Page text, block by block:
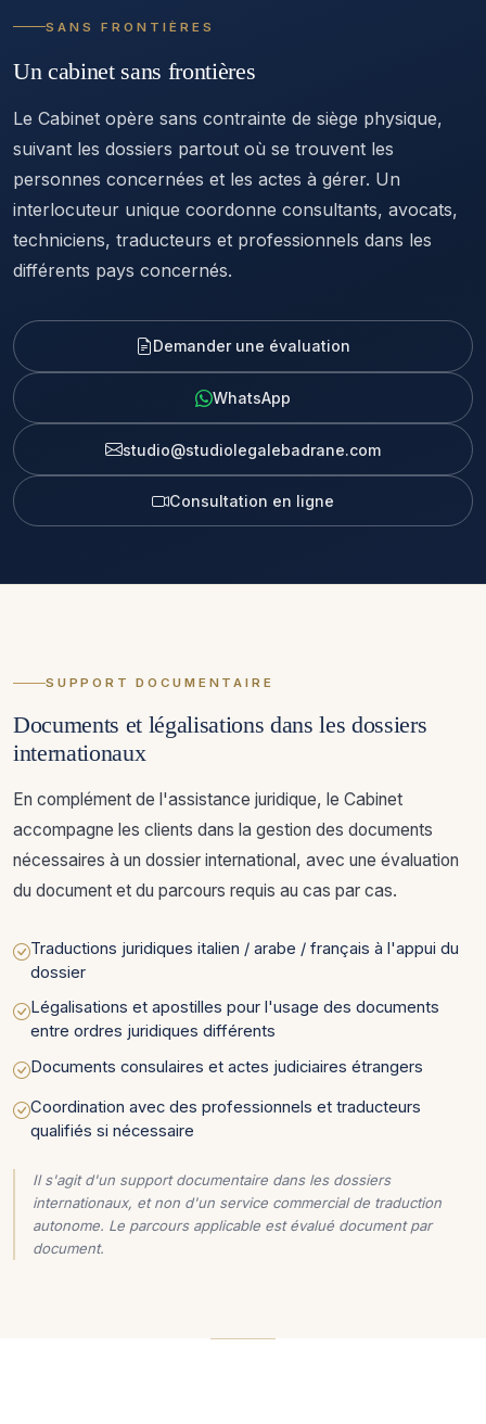
SANS FRONTIÈRES
Un cabinet sans frontières
Le Cabinet opère sans contrainte de siège physique,
suivant les dossiers partout où se trouvent les
personnes concernées et les actes à gérer. Un
interlocuteur unique coordonne consultants, avocats,
techniciens, traducteurs et professionnels dans les
différents pays concernés.
Demander une évaluation
WhatsApp
studio@studiolegalebadrane.com
Consultation en ligne
SUPPORT DOCUMENTAIRE
Documents et légalisations dans les dossiers
internationaux
En complément de l'assistance juridique, le Cabinet
accompagne les clients dans la gestion des documents
nécessaires à un dossier international, avec une évaluation
du document et du parcours requis au cas par cas.
Traductions juridiques italien / arabe / français à l'appui du
dossier
Légalisations et apostilles pour l'usage des documents
entre ordres juridiques différents
Documents consulaires et actes judiciaires étrangers
Coordination avec des professionnels et traducteurs
qualifiés si nécessaire
Il s'agit d'un support documentaire dans les dossiers
internationaux, et non d'un service commercial de traduction
autonome. Le parcours applicable est évalué document par
document.